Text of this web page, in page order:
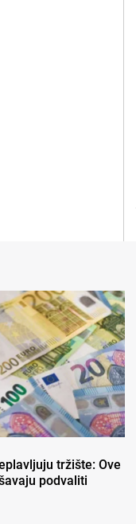
tržište: Ove
podvaliti